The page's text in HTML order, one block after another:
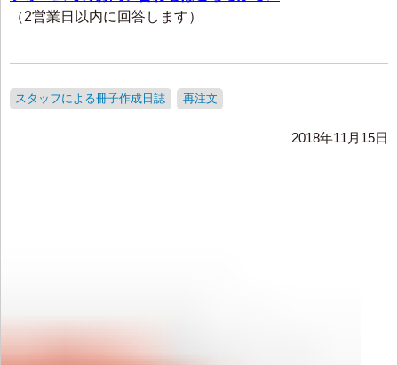
（2営業日以内に回答します）
スタッフによる冊子作成日誌 再注文
2018年11月15日